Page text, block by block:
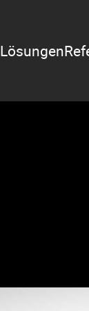
Lösungen
Zeige